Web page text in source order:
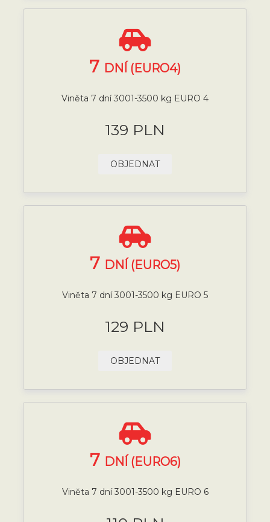
7 DNÍ (EURO4)
Viněta 7 dní 3001-3500 kg EURO 4
139 PLN
OBJEDNAT
7 DNÍ (EURO5)
Viněta 7 dní 3001-3500 kg EURO 5
129 PLN
OBJEDNAT
7 DNÍ (EURO6)
Viněta 7 dní 3001-3500 kg EURO 6